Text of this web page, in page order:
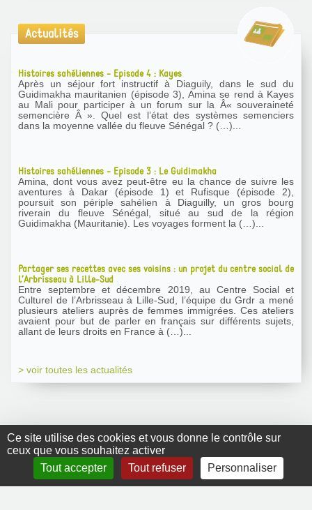
Ce site utilise des cookies et vous donne le contrôle sur
ceux que vous souhaitez activer
Tout accepter
Tout refuser Personnaliser
Actualités
Histoires sahéliennes - Episode 4 : Kayes
Après un séjour fort instructif à Diaguily, dans le sud du
Guidimakha mauritanien (épisode 3), Amina se rend à Kayes
au Mali pour participer à un forum sur la Â« souveraineté
semencière Â ». Quel est l’état des systèmes semenciers
dans la moyenne vallée du fleuve Sénégal ? (…)...
Histoires sahéliennes - Episode 3 : Le Guidimakha
Amina, dont vous avez peut-être eu la chance de suivre les
aventures à Dakar (épisode 1) et Rufisque (épisode 2),
poursuit son périple sahélien à Diaguilly, un gros bourg
riverain du fleuve Sénégal, situé au sud de la région
Guidimakha (Mauritanie). Les voyages forment la (…)...
Partager ses recettes avec ses voisins : un projet du centre social de
l’Arbrisseau à Lille-Sud
Entre septembre et décembre 2019, au Centre Social et
Culturel de l’Arbrisseau à Lille-Sud, l’équipe du Grdr a mené
plusieurs ateliers auprès de femmes immigrées. Ces ateliers
avaient pour but de parler en français sur différents sujets,
allant de leurs droits en France à (…)...
> voir toutes les actualités
GRDR Copyright
2010 |RSS|Plan du site|Mentions légales|Contact